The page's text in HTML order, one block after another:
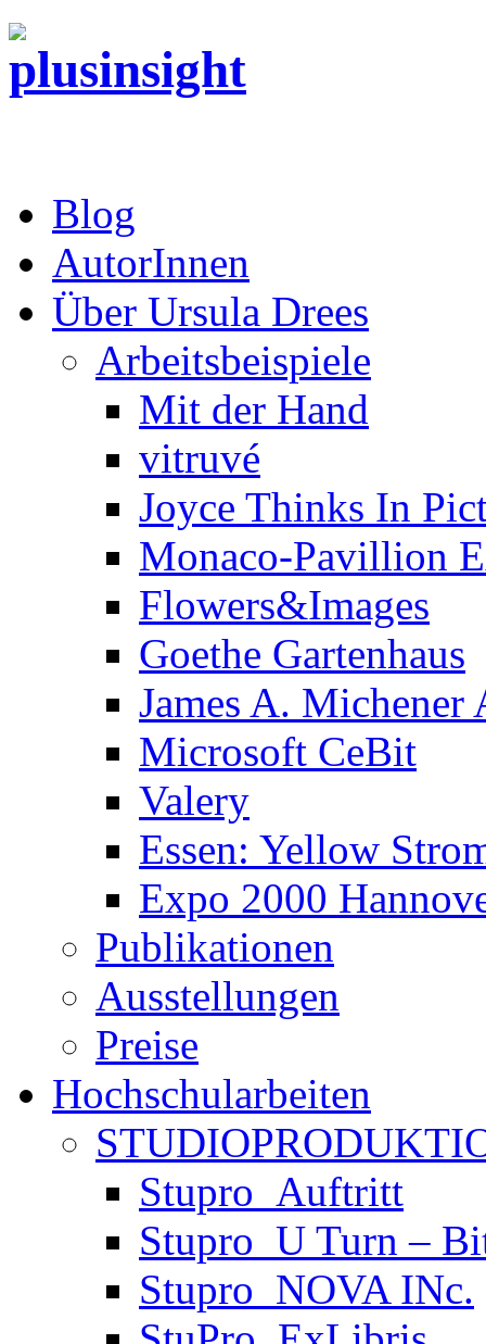
Blog
AutorInnen
Über Ursula Drees
Arbeitsbeispiele
Mit der Hand
vitruvé
Joyce Thinks In
Monaco-Pavillion
Flowers&Images
Goethe Gartenhaus
James A. Michener
Microsoft CeBit
Valery
Essen: Yellow
Expo 2000
Publikationen
Ausstellungen
Preise
Hochschularbeiten
Stupro_Auftritt
Stupro_U Turn –
Stupro_NOVA INc.